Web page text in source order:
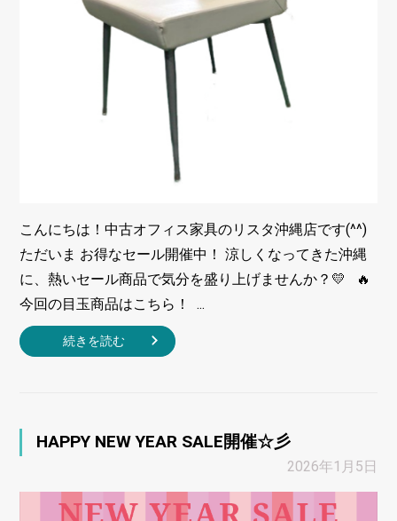
こんにちは！中古オフィス家具のリスタ沖縄店です(^^)
ただいま お得なセール開催中！ 涼しくなってきた沖縄
に、熱いセール商品で気分を盛り上げませんか？💛 🔥
今回の目玉商品はこちら！ ...
続きを読む
HAPPY NEW YEAR SALE開催☆彡
2026年1月5日